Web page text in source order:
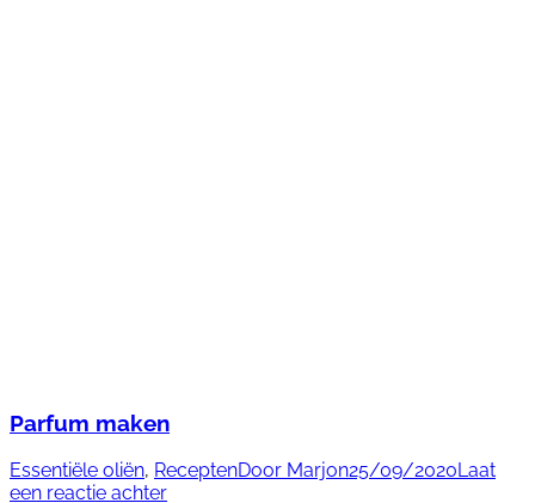
Parfum maken
Essentiële oliën, ReceptenDoor Marjon25/09/2020Laat
een reactie achter